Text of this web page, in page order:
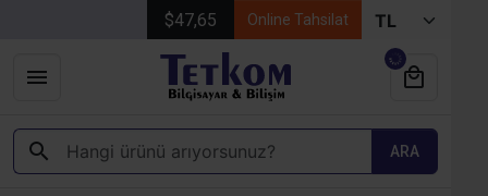
$47,65 Online Tahsilat
ARA